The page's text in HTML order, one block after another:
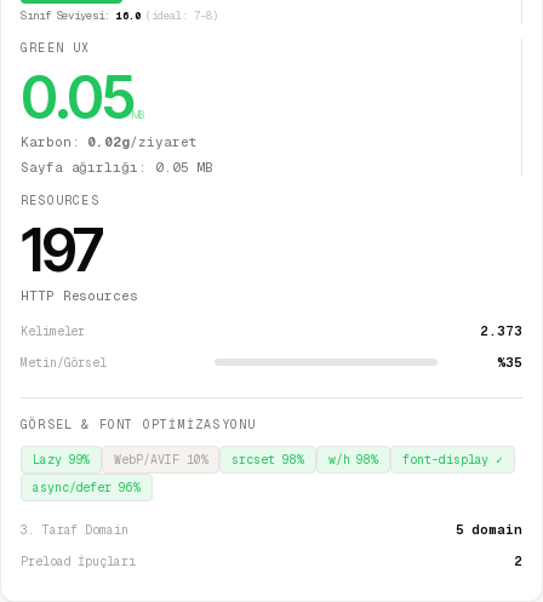
Sınıf Seviyesi: 16.0(ideal: 7–8)
GREEN UX
0.05MB
Karbon: 0.02g/ziyaret
Sayfa ağırlığı: 0.05 MB
RESOURCES
197
HTTP Resources
Kelimeler 2.373
Metin/Görsel %35
GÖRSEL & FONT OPTİMİZASYONU
Lazy 99% WebP/AVIF 10% srcset 98% w/h98% font-display✓
async/defer96%
3. Taraf Domain 5 domain
Preload İpuçları 2